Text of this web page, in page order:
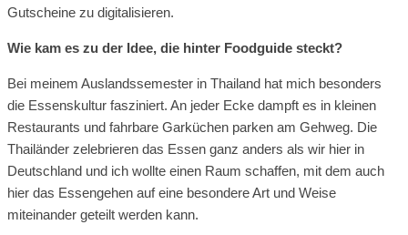
Gutscheine zu digitalisieren.
Wie kam es zu der Idee, die hinter Foodguide steckt?
Bei meinem Auslandssemester in Thailand hat mich besonders
die Essenskultur fasziniert. An jeder Ecke dampft es in kleinen
Restaurants und fahrbare Garküchen parken am Gehweg. Die
Thailänder zelebrieren das Essen ganz anders als wir hier in
Deutschland und ich wollte einen Raum schaffen, mit dem auch
hier das Essengehen auf eine besondere Art und Weise
miteinander geteilt werden kann.